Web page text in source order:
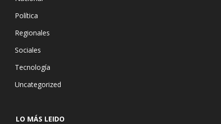
Política
Regionales
Sociales
Tecnología
Uncategorized
LO MÁS LEIDO